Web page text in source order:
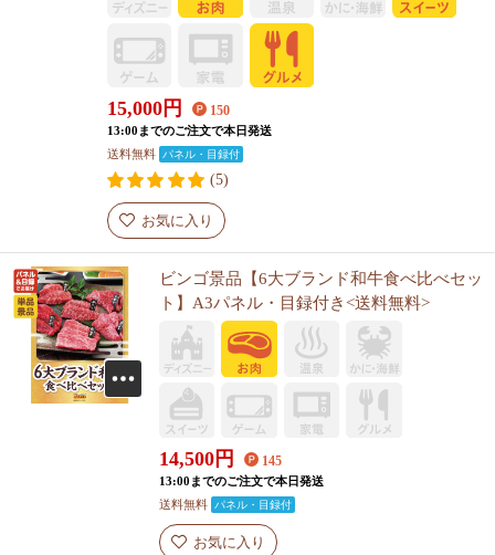
15,000円 150
13:00までのご注文で本日発送
送料無料
パネル・目録付
(5)
お気に入り
ビンゴ景品【6大ブランド和牛食べ比べセッ
ト】A3パネル・目録付き<送料無料>
14,500円 145
13:00までのご注文で本日発送
送料無料
パネル・目録付
お気に入り